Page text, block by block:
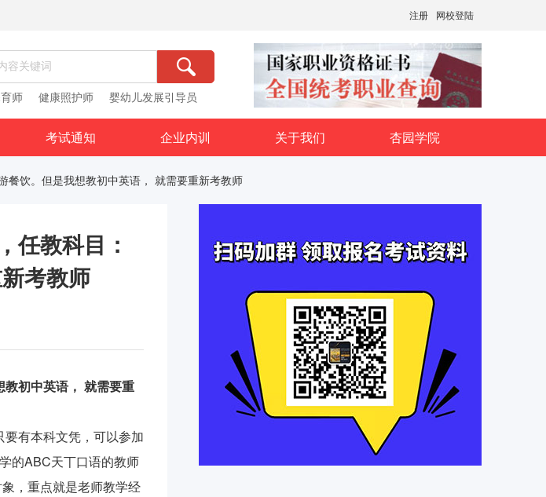
注册 网校登陆
师 健康照护师 婴幼儿发展引导员
考试通知 企业内训 关于我们 杏园学院
餐饮。但是我想教初中英语， 就需要重新考教师
任教科目：
考教师
初中英语， 就需要重
有本科文凭，可以参加
的ABC天丅口语的教师
，重点就是老师教学经